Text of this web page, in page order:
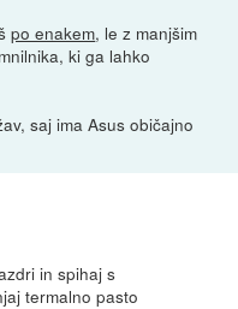
po enakem, le z manjšim
ki ga lahko
saj ima Asus običajno
in spihaj s
termalno pasto